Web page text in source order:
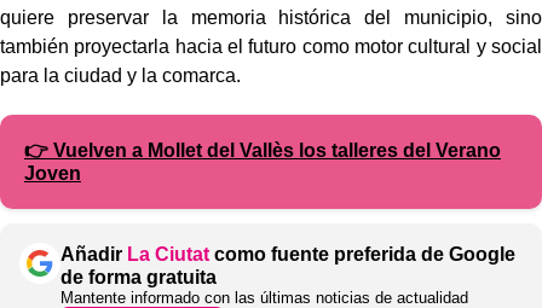
quiere preservar la memoria histórica del municipio, sino
también proyectarla hacia el futuro como motor cultural y social
para la ciudad y la comarca.
👉 Vuelven a Mollet del Vallès los talleres del Verano
Joven
Añadir La Ciutat como fuente preferida de Google
de forma gratuita
Mantente informado con las últimas noticias de actualidad